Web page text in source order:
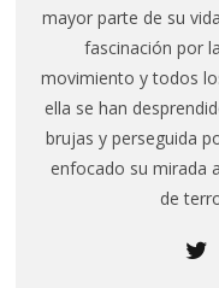
mayor parte de su
fascinación por
movimiento y todos
ella se han
brujas y perseguida
enfocado su mirada
de